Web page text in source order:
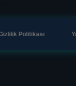
Politikası